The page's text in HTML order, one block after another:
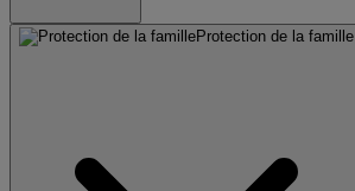
Protection de la famille